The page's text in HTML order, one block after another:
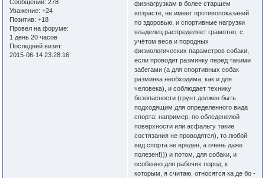
Сообщений: 278
Уважение: +24
Позитив: +18
Провел на форуме:
1 день 20 часов
Последний визит:
2015-06-14 23:28:16
физнагрузкам в более старшем
возрасте, не имеет противопоказаний
по здоровью, и спортивные нагрузки
владелец распределяет грамотно, с
учётом веса и породных
физиологических параметров собаки,
если проводит разминку перед такими
забегами (а для спортивных собак
разминка необходима, как и для
человека), и соблюдает технику
безопасности (грунт должен быть
подходящим для определенного вида
спорта: например, по обледенелой
поверхности или асфальту такие
состязания не проводятся), то любой
вид спорта не вреден, а очень даже
полезен!))) и потом, для собаки, и
особенно для рабочих пород, к
которым, я считаю, относятся ка де бо -